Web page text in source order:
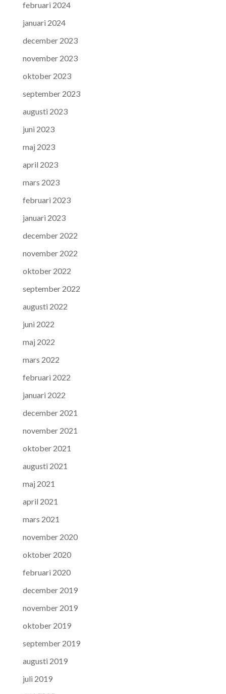
februari 2024
januari 2024
december 2023
november 2023
oktober 2023
september 2023
augusti 2023
juni 2023
maj 2023
april 2023
mars 2023
februari 2023
januari 2023
december 2022
november 2022
oktober 2022
september 2022
augusti 2022
juni 2022
maj 2022
mars 2022
februari 2022
januari 2022
december 2021
november 2021
oktober 2021
augusti 2021
maj 2021
april 2021
mars 2021
november 2020
oktober 2020
februari 2020
december 2019
november 2019
oktober 2019
september 2019
augusti 2019
juli 2019